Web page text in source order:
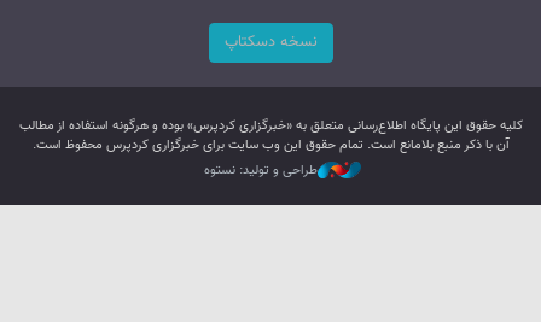
نسخه دسکتاپ
کليه حقوق اين پایگاه اطلاع‌رسانی متعلق به «خبرگزاری کردپرس» بوده و هرگونه استفاده از مطالب
آن با ذکر منبع بلامانع است. تمام حقوق این وب سایت برای خبرگزاری کردپرس محفوظ است.
طراحی و تولید: نستوه